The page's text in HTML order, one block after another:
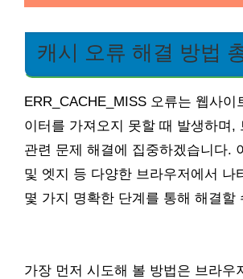
캐시 오류 해결 방법
ERR_CACHE_MISS 오류는 웹사이
이터를 가져오지 못할 때 발생하며,
관련 문제 해결에 집중하겠습니다.
및 엣지 등 다양한 브라우저에서 나
몇 가지 명확한 단계를 통해 해결할
가장 먼저 시도해 볼 방법은 브라우